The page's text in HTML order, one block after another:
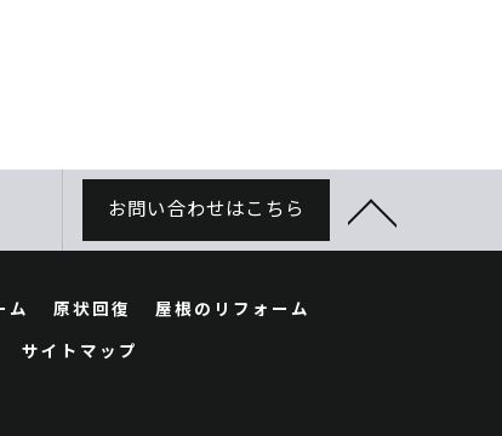
お問い合わせはこちら
ム 原状回復
屋根のリフォーム
サイトマップ